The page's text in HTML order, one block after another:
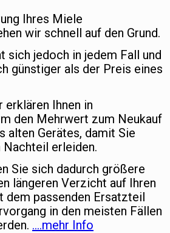
Ihres Miele
wir schnell auf den Grund.
sich jedoch in jedem Fall und
günstiger als der Preis eines
Ihnen in
den Mehrwert zum Neukauf
alten Gerätes, damit Sie
Nachteil erleiden.
Sie sich dadurch größere
längeren Verzicht auf Ihren
dem passenden Ersatzteil
in den meisten Fällen
….mehr Info